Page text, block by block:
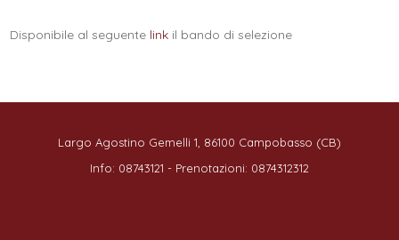
Disponibile al seguente link il bando di selezione
Largo Agostino Gemelli 1, 86100 Campobasso (CB)
Info: 08743121 - Prenotazioni: 0874312312